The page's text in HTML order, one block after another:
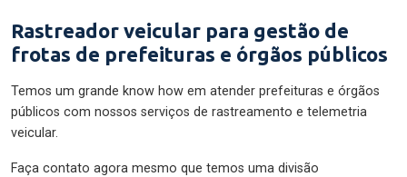
Rastreador veicular para gestão de
frotas de prefeituras e órgãos públicos
Temos um grande know how em atender prefeituras e órgãos
públicos com nossos serviços de rastreamento e telemetria
veicular.
Faça contato agora mesmo que temos uma divisão